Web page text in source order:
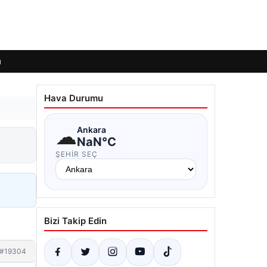
#19304
Hava Durumu
☁Ankara
NaN°C
ŞEHIR SEÇ
Bizi Takip Edin